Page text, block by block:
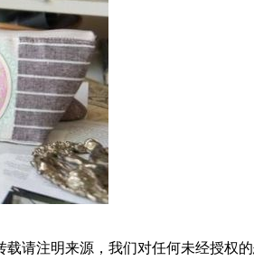
请注明来源，我们对任何未经授权